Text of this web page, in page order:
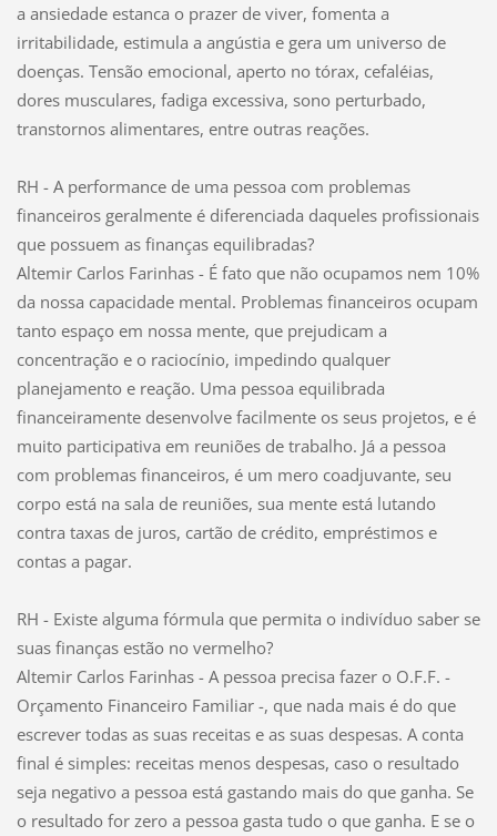
a ansiedade estanca o prazer de viver, fomenta a
irritabilidade, estimula a angústia e gera um universo de
doenças. Tensão emocional, aperto no tórax, cefaléias,
dores musculares, fadiga excessiva, sono perturbado,
transtornos alimentares, entre outras reações.
RH - A performance de uma pessoa com problemas
financeiros geralmente é diferenciada daqueles profissionais
que possuem as finanças equilibradas?
Altemir Carlos Farinhas - É fato que não ocupamos nem 10%
da nossa capacidade mental. Problemas financeiros ocupam
tanto espaço em nossa mente, que prejudicam a
concentração e o raciocínio, impedindo qualquer
planejamento e reação. Uma pessoa equilibrada
financeiramente desenvolve facilmente os seus projetos, e é
muito participativa em reuniões de trabalho. Já a pessoa
com problemas financeiros, é um mero coadjuvante, seu
corpo está na sala de reuniões, sua mente está lutando
contra taxas de juros, cartão de crédito, empréstimos e
contas a pagar.
RH - Existe alguma fórmula que permita o indivíduo saber se
suas finanças estão no vermelho?
Altemir Carlos Farinhas - A pessoa precisa fazer o O.F.F. -
Orçamento Financeiro Familiar -, que nada mais é do que
escrever todas as suas receitas e as suas despesas. A conta
final é simples: receitas menos despesas, caso o resultado
seja negativo a pessoa está gastando mais do que ganha. Se
o resultado for zero a pessoa gasta tudo o que ganha. E se o